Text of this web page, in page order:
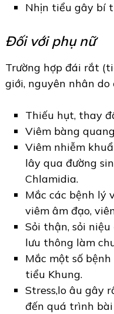
Nhịn tiểu gây bí
Đối với phụ nữ
Trường hợp đái rắt
giới, nguyên nhân do
Thiếu hụt, thay
Viêm bàng
Viêm nhiễm
lây qua đường
Chlamidia.
Mắc các bệnh lý
viêm âm đạo,
Sỏi thận, sỏi
lưu thông làm
Mắc một số
tiểu Khung.
Stress,lo âu gây
đến quá trình